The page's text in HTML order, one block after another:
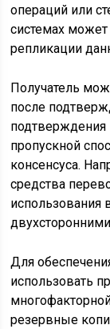
операций или
системах
репликации
Получатель
после
подтверждения
пропускной
консенсуса.
средства
использования
Для
использовать
резервные